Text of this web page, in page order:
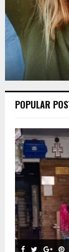
POPULAR